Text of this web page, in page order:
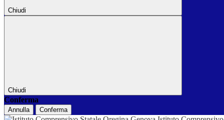
Chiudi
Chiudi
Conferma
Annulla Conferma